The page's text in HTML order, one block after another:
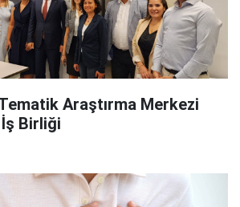
Araştırma Merkezi
Birliği